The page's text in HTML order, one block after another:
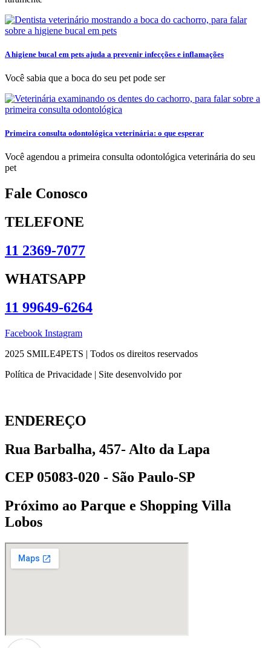
A higiene bucal em pets ajuda a prevenir infecções e inflamações
Você sabia que a boca do seu pet pode ser
Primeira consulta odontológica veterinária: o que esperar
Você agendou a primeira consulta odontológica veterinária do seu
pet
Fale Conosco
TELEFONE
11 2369-7077
WHATSAPP
11 99649-6264
Facebook Instagram
2025 SMILE4PETS | Todos os direitos reservados
Política de Privacidade | Site desenvolvido por
ENDEREÇO
Rua Barbalha, 457- Alto da Lapa
CEP 05083-020 - São Paulo-SP
Próximo ao Parque e Shopping Villa
Lobos